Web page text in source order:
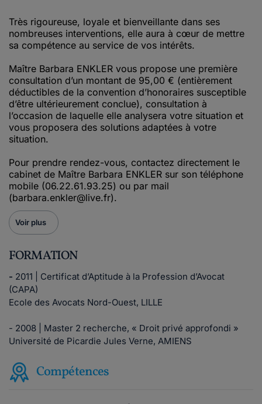
Très rigoureuse, loyale et bienveillante dans ses
nombreuses interventions, elle aura à cœur de mettre
sa compétence au service de vos intérêts.
Maître Barbara ENKLER vous propose une première
consultation d’un montant de 95,00 € (entièrement
déductibles de la convention d’honoraires susceptible
d’être ultérieurement conclue), consultation à
l’occasion de laquelle elle analysera votre situation et
vous proposera des solutions adaptées à votre
situation.
Pour prendre rendez-vous, contactez directement le
cabinet de Maître Barbara ENKLER sur son téléphone
mobile (06.22.61.93.25) ou par mail
(barbara.enkler@live.fr).
Voir plus
FORMATION
- 2011 | Certificat d’Aptitude à la Profession d’Avocat
(CAPA)
Ecole des Avocats Nord-Ouest, LILLE
- 2008 | Master 2 recherche, « Droit privé approfondi »
Université de Picardie Jules Verne, AMIENS
Compétences